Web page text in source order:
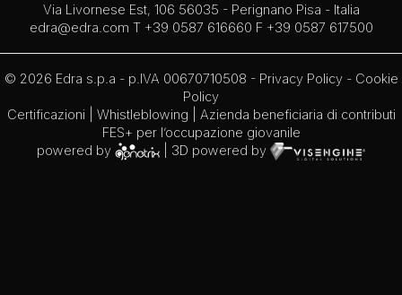
Via Livornese Est, 106 56035 - Perignano Pisa - Italia
edra@edra.com T +39 0587 616660 F +39 0587 617500
© 2026 Edra s.p.a - p.IVA 00670710508 - Privacy Policy- Cookie
Policy
Certificazioni
Whistleblowing | Azienda beneficiaria di contributi
FES+ per l’occupazione giovanile
powered by
| 3D powered by